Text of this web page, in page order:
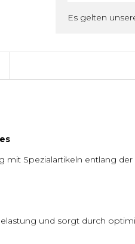
Es gelten
Spezialartikeln entlang
und sorgt durch